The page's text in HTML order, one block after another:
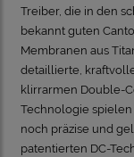
Treiber, die in den
bekannt guten
Membranen aus
detaillierte,
klirrarmen Double-
Technologie
noch präzise und
patentierten DC-